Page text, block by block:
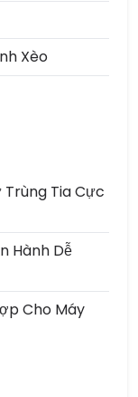
Xèo
Trùng Tia Cực
Hành Dễ
Cho Máy